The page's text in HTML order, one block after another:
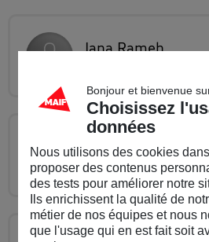
JanaRameh
Jean-PhilippeD.
Rédacteur
Bonjour et bienvenue
Choisissez
données
Nous utilisons des cookies
proposer des contenus
des tests pour améliorer notre
Ils enrichissent la qualité de
métier de nos équipes et nous
que l'usage qui en est fait soit